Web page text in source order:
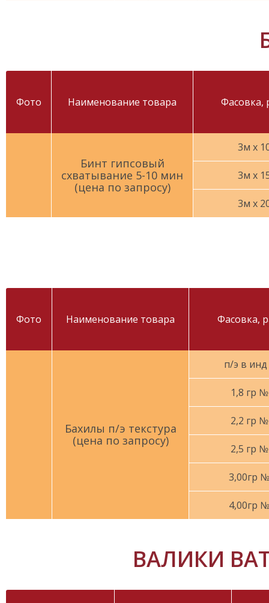
Фото Наименование товара Фасовка,
Бинт гипсовый
схватывание 5-10 мин
(цена по запросу)
3м х
3м х
3м х
Фото Наименование товара Фасовка,
Бахилы п/э текстура
(цена по запросу)
п/э в инд
1,8 гр
2,2 гр
2,5 гр
3,00гр
4,00гр
ВАЛИКИ